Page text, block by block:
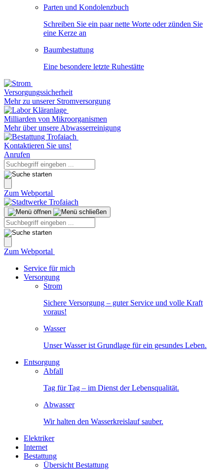
Parten und Kondolenzbuch
Schreiben Sie ein paar nette Worte oder zünden Sie
eine Kerze an
Baumbestattung
Eine besondere letzte Ruhestätte
Versorgungssicherheit
Mehr zu unserer Stromversorgung
Milliarden von Mikroorganismen
Mehr über unsere Abwasserreinigung
Kontaktieren Sie uns!
Anrufen
Zum Webportal
Zum Webportal
Service für mich
Versorgung
Strom
Sichere Versorgung – guter Service und volle Kraft
voraus!
Wasser
Unser Wasser ist Grundlage für ein gesundes Leben.
Entsorgung
Abfall
Tag für Tag – im Dienst der Lebensqualität.
Abwasser
Wir halten den Wasserkreislauf sauber.
Elektriker
Internet
Bestattung
Übersicht Bestattung